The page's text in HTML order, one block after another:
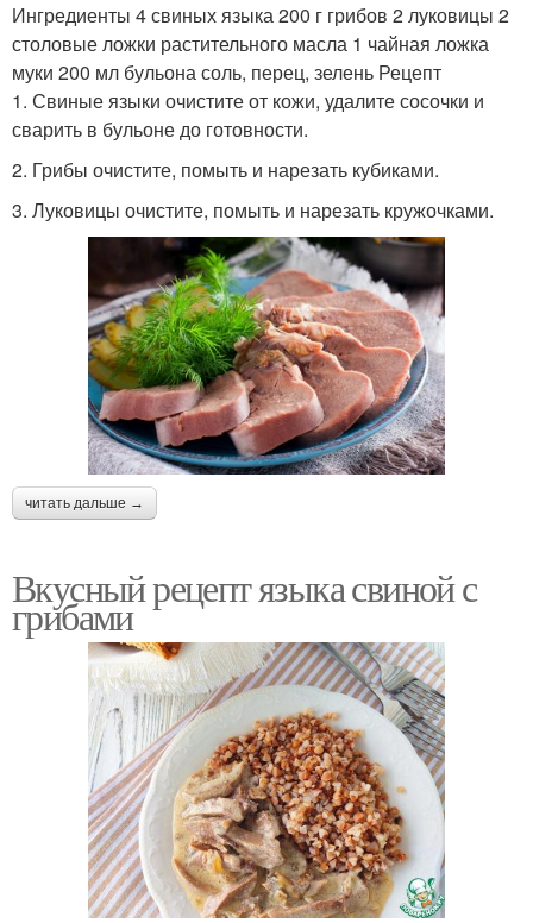
Ингредиенты 4 свиных языка 200 г грибов 2 луковицы 2
столовые ложки растительного масла 1 чайная ложка
муки 200 мл бульона соль, перец, зелень Рецепт
1. Свиные языки очистите от кожи, удалите сосочки и
сварить в бульоне до готовности.
2. Грибы очистите, помыть и нарезать кубиками.
3. Луковицы очистите, помыть и нарезать кружочками.
читать дальше →
Вкусный рецепт языка свиной с
грибами